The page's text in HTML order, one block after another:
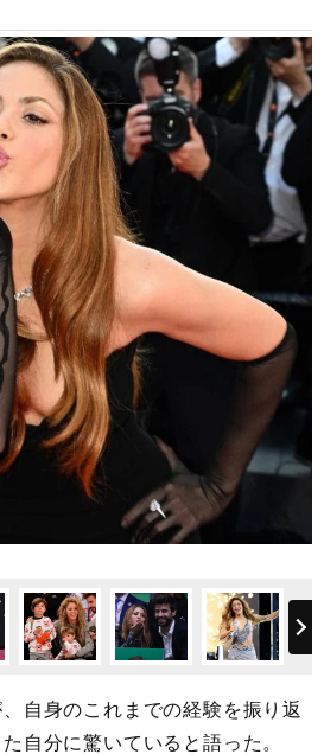
自身のこれまでの経験を振り返
自分に驚いていると語った。